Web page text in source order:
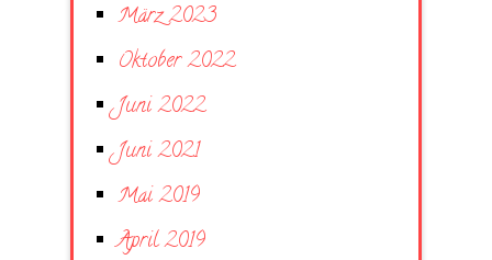
März 2023
Oktober 2022
Juni 2022
Juni 2021
Mai 2019
April 2019